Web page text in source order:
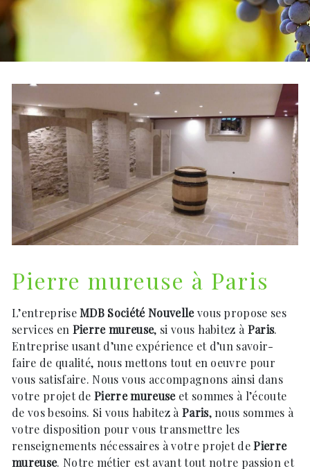
Pierre mureuse à Paris
L’entrepriseMDB Société Nouvellevous propose ses
services en Pierre mureuse, si vous habitez à Paris.
Entreprise usant d’une expérience et d’un savoir-
faire de qualité, nous mettons tout en oeuvre pour
vous satisfaire. Nous vous accompagnons ainsi dans
votre projet dePierre mureuseet sommes à l’écoute
de vos besoins. Si vous habitez à Paris, nous sommes à
votre disposition pour vous transmettre les
renseignements nécessaires à votre projet dePierre
mureuse. Notre métier est avant tout notre passion et